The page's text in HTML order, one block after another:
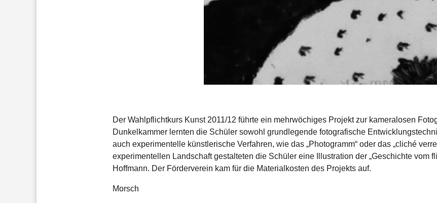
Der Wahlpflichtkurs Kunst 2011/12 führte ein mehrwöchiges Projekt zur kameralosen
Dunkelkammer lernten die Schüler sowohl grundlegende fotografische
auch experimentelle künstlerische Verfahren, wie das „Photogramm“ oder das „cliché
experimentellen Landschaft gestalteten die Schüler eine Illustration der „Geschichte vom
Hoffmann. Der Förderverein kam für die Materialkosten des Projekts auf.
Morsch